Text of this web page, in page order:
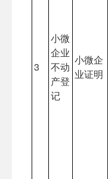
3
小微
企业
不动
产登
记
小微企
业证明